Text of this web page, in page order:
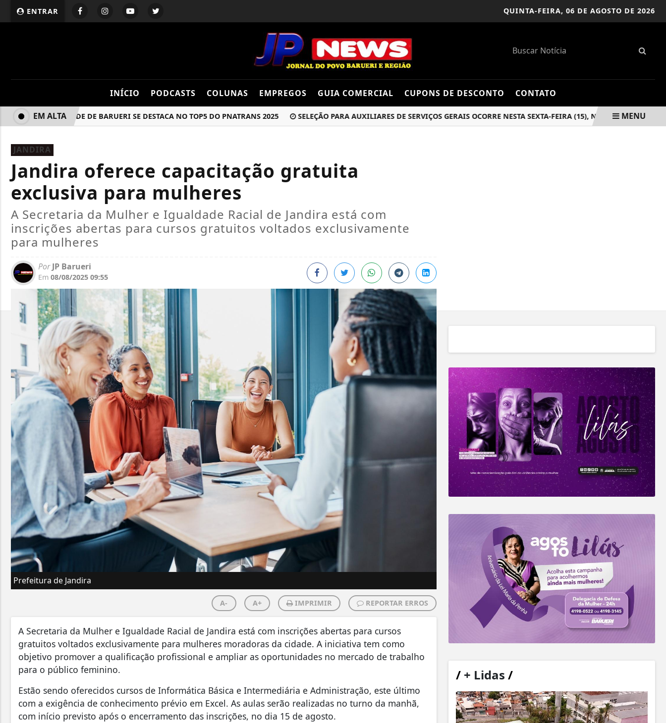
ENTRAR QUINTA-FEIRA, 06 DE AGOSTO DE 2026
INÍCIO PODCASTS COLUNAS EMPREGOS GUIA COMERCIAL CUPONS DE DESCONTO CONTATO
MOBILIDADE DE BARUERI SE DESTACA NO TOP5 DO PNATRANS 2025 SELEÇÃO PARA AUXILIARES DE SERVIÇOS GERAIS OCORRE NESTA SEXTA-FEIRA (15), NA SECRETARIA DA...
EM ALTA MENU
JANDIRA
Jandira oferece capacitação gratuita
exclusiva para mulheres
A Secretaria da Mulher e Igualdade Racial de Jandira está com
inscrições abertas para cursos gratuitos voltados exclusivamente
para mulheres
PorJP Barueri
Em 08/08/2025 09:55
Prefeitura de Jandira
A- A+ IMPRIMIR REPORTAR ERROS
A Secretaria da Mulher e Igualdade Racial de Jandira está com inscrições abertas para cursos
gratuitos voltados exclusivamente para mulheres moradoras da cidade. A iniciativa tem como
objetivo promover a qualificação profissional e ampliar as oportunidades no mercado de trabalho
para o público feminino.
Estão sendo oferecidos cursos de Informática Básica e Intermediária e Administração, este último
com a exigência de conhecimento prévio em Excel. As aulas serão realizadas no turno da manhã,
com início previsto após o encerramento das inscrições, no dia 15 de agosto.
/+ Lidas /